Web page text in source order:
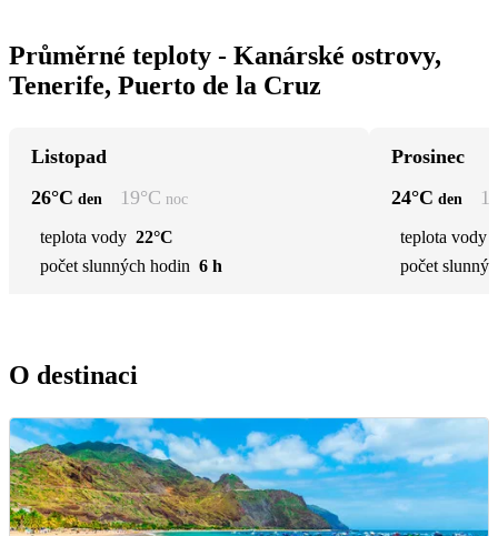
Průměrné teploty - Kanárské ostrovy,
Tenerife, Puerto de la Cruz
Listopad
26°C den 19°C noc
teplota vody 22°C
počet slunných hodin 6 h
Prosinec
24°C den
teplota vody
počet
O destinaci